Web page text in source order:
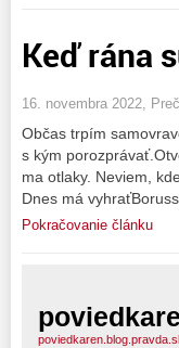
Keď rána
16. novembra 2022,
Občas trpím
s kým
ma otlaky. Neviem,
Dnes má
Pokračovanie článku